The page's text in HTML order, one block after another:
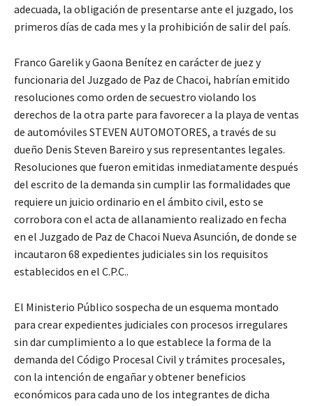
adecuada, la obligación de presentarse ante el juzgado, los
primeros días de cada mes y la prohibición de salir del país.
Franco Garelik y Gaona Benítez en carácter de juez y
funcionaria del Juzgado de Paz de Chacoi, habrían emitido
resoluciones como orden de secuestro violando los
derechos de la otra parte para favorecer a la playa de ventas
de automóviles STEVEN AUTOMOTORES, a través de su
dueño Denis Steven Bareiro y sus representantes legales.
Resoluciones que fueron emitidas inmediatamente después
del escrito de la demanda sin cumplir las formalidades que
requiere un juicio ordinario en el ámbito civil, esto se
corrobora con el acta de allanamiento realizado en fecha
en el Juzgado de Paz de Chacoi Nueva Asunción, de donde se
incautaron 68 expedientes judiciales sin los requisitos
establecidos en el C.P.C..
El Ministerio Público sospecha de un esquema montado
para crear expedientes judiciales con procesos irregulares
sin dar cumplimiento a lo que establece la forma de la
demanda del Código Procesal Civil y trámites procesales,
con la intención de engañar y obtener beneficios
económicos para cada uno de los integrantes de dicha